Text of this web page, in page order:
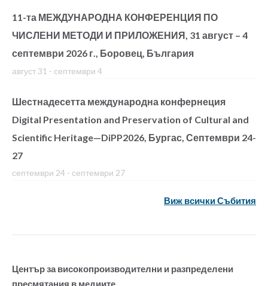
11-та МЕЖДУНАРОДНА КОНФЕРЕНЦИЯ ПО
ЧИСЛЕНИ МЕТОДИ И ПРИЛОЖЕНИЯ, 31 август – 4
септември 2026 г., Боровец, България
август 31 - септември 4
Шестнадесетта международна конфернеция
Digital Presentation and Preservation of Cultural and
Scientific Heritage—DiPP2026, Бургас, Септември 24-
27
септември 24 - септември 27
Виж всички Събития
Център за високопроизводителни и разпределени